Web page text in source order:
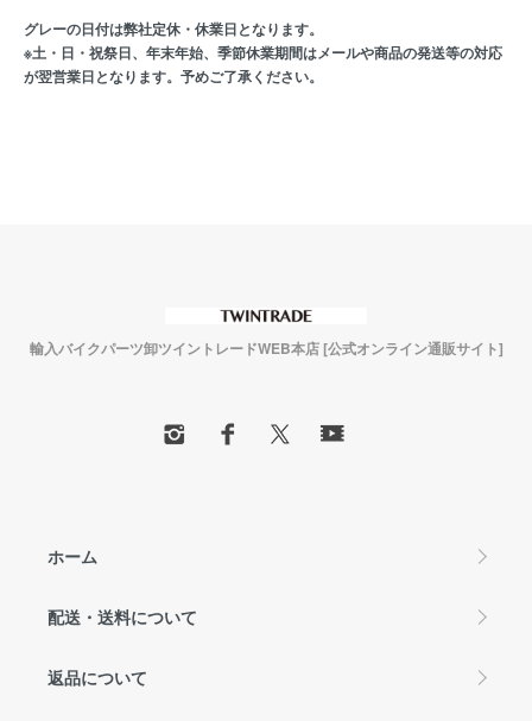
グレーの日付は弊社定休・休業日となります。
※土・日・祝祭日、年末年始、季節休業期間はメールや商品の発送等の対応
が翌営業日となります。予めご了承ください。
輸入バイクパーツ卸ツイントレードWEB本店 [公式オンライン通販サイト]
ホーム
配送・送料について
返品について